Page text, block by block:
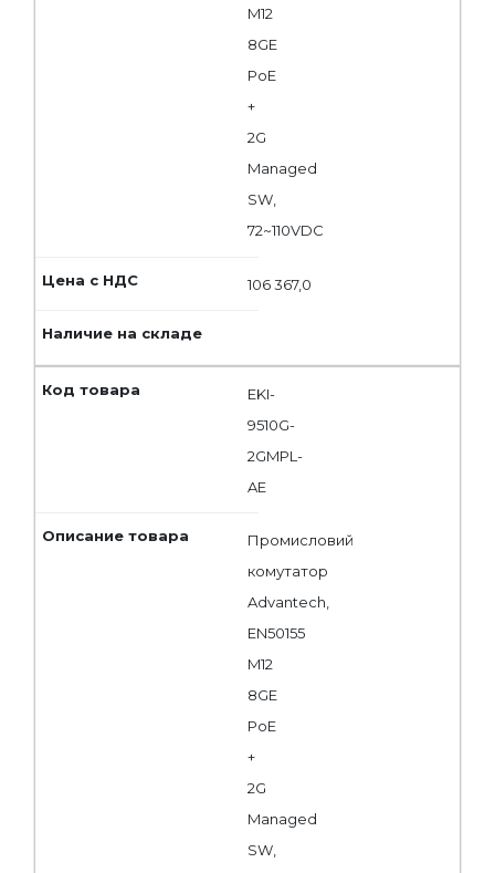
M12
8GE
PoE
+
2G
Managed
SW,
72~110VDC
106 367,0
EKI-
9510G-
2GMPL-
AE
Промисловий
комутатор
Advantech,
EN50155
M12
8GE
PoE
+
2G
Managed
SW,